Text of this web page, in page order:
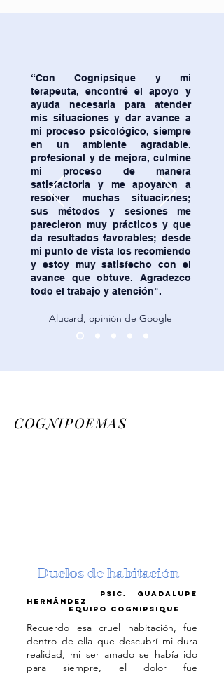
“Con Cognipsique y mi
terapeuta, encontré el apoyo y
ayuda necesaria para atender
mis situaciones y dar avance a
mi proceso psicológico, siempre
en un ambiente agradable,
profesional y de mejora, culmine
mi proceso de manera
satisfactoria y me apoyaron a
resolver muchas situaciones;
sus métodos y sesiones me
parecieron muy prácticos y que
da resultados favorables; desde
mi punto de vista los recomiendo
y estoy muy satisfecho con el
avance que obtuve. Agradezco
todo el trabajo y atención".
Alucard, opinión de Google
COGNIPOEMAS
Duelos de habitación
psic. guadalupe
hernández
equipo cognipsique
Recuerdo esa cruel habitación, fue
dentro de ella que descubrí mi dura
realidad, mi ser amado se había ido
para siempre, el dolor fue